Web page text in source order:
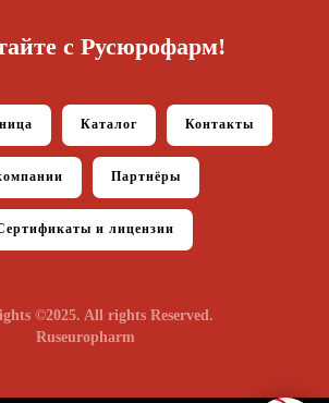
с Русюрофарм!
Каталог Контакты
Партнёры
и лицензии
©2025. All rights Reserved.
Ruseuropharm